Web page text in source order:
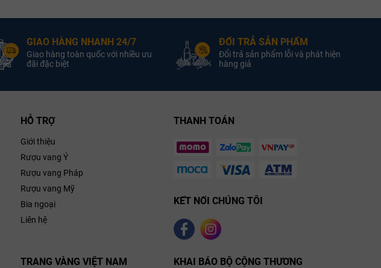
Xuất:
Nho:
Franc
Độ:
Alfred Gratien
Giống Nho:
Chardonnay, Pinot
Noir, Pinot Meunier
Millésime
Giống nho:
Pinot Noir
Dung tích :
750ml
Chambertin Louis Latour có
GIAO HÀNG NHANH 24/7
Giao hàng toàn quốc với nhiều ưu
đãi đặc biệt
ĐỔI TRẢ SẢN PHẨM
Đổi trả sản phẩm lỗi và phát hiện
hàng giả
HỖ TRỢ
Giới thiệu
Rượu vang Ý
Rượu vang Pháp
Rượu vang Mỹ
Bia ngoại
Liên hệ
THANH TOÁN
KẾT NỐI CHÚNG TÔI
TRANG VÀNG VIỆT NAM KHAI BÁO BỘ CỘNG THƯƠNG